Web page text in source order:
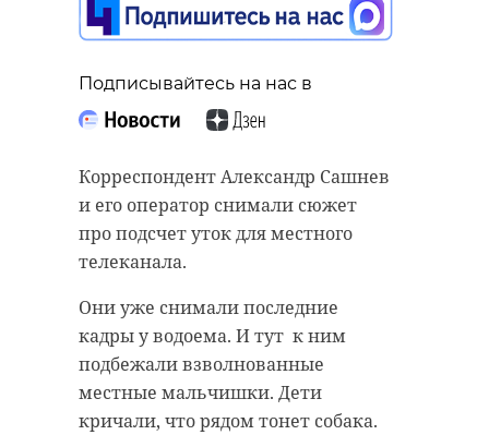
Подписывайтесь на нас в
Корреспондент Александр Сашнев
и его оператор снимали сюжет
про подсчет уток для местного
телеканала.
Они уже снимали последние
кадры у водоема. И тут к ним
подбежали взволнованные
местные мальчишки. Дети
кричали, что рядом тонет собака.